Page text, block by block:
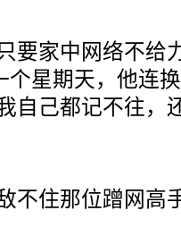
要家中网络不给
星期天，他连
自己都记不往，
不住那位蹭网高